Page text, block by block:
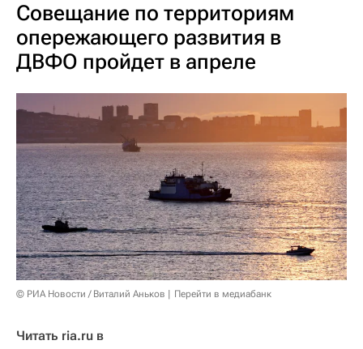
Совещание по территориям
опережающего развития в
ДВФО пройдет в апреле
© РИА Новости / Виталий Аньков Перейти в медиабанк
Читать ria.ru в